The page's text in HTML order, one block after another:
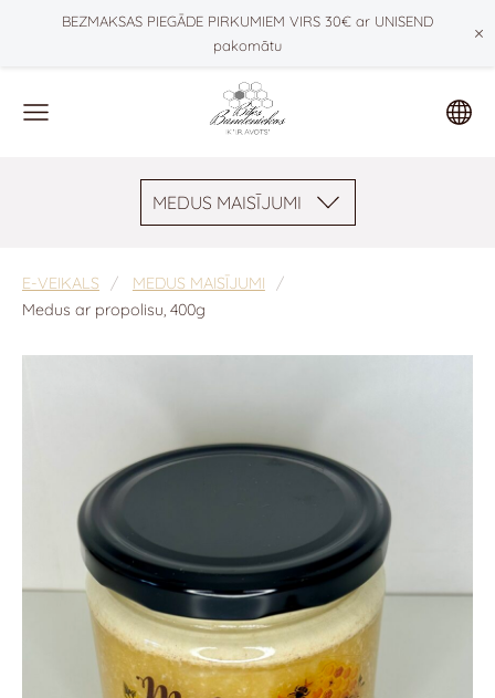
BEZMAKSAS PIEGĀDE PIRKUMIEM VIRS 30€ ar UNISEND
pakomātu
×
MEDUS MAISĪJUMI
E-VEIKALS
MEDUS MAISĪJUMI
Medus ar propolisu, 400g